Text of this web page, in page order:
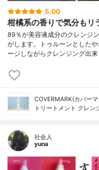
5.00
柑橘系の香りで気分もリ
89％が美容液成分のクレンジ
がします。トゥルーンとした
ージしながらクレンジング出
COVERMARK(カバー
トリートメント クレン
社会人
yuna